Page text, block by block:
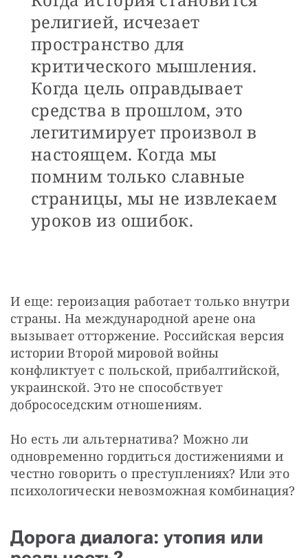
религией, исчезает
пространство для
критического мышления.
Когда цель оправдывает
средства в прошлом, это
легитимирует произвол в
настоящем. Когда мы
помним только славные
страницы, мы не извлекаем
уроков из ошибок.
И еще: героизация работает только внутри
страны. На международной арене она
вызывает отторжение. Российская версия
истории Второй мировой войны
конфликтует с польской, прибалтийской,
украинской. Это не способствует
добрососедским отношениям.
Но есть ли альтернатива? Можно ли
одновременно гордиться достижениями и
честно говорить о преступлениях? Или это
психологически невозможная комбинация?
Дорога диалога: утопия или